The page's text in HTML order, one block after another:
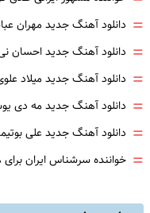
= دانلود آهنگ جدید مهران
= دانلود آهنگ جدید احسان
= دانلود آهنگ جدید میلاد
= دانلود آهنگ جدید مه دی
= دانلود آهنگ جدید علی
= خواننده سرشناس ایران